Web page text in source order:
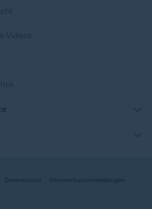
Datenschutz Datenschutzeinstellungen